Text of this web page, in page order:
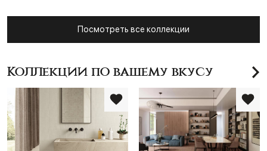
Посмотреть все коллекции
Коллекции по вашему вкусу